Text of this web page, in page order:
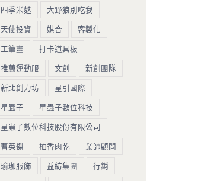
四季米麩
大野狼別吃我
天使投資
媒合
客製化
工筆畫
打卡道具板
推薦運動服
文創
新創團隊
新北創力坊
星引國際
星蟲子
星蟲子數位科技
星蟲子數位科技股份有限公司
曹英傑
柚香肉乾
業師顧問
瑜珈服飾
益紡集團
行銷